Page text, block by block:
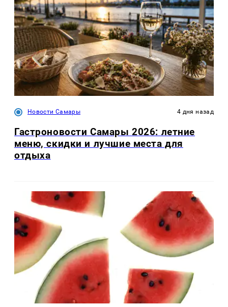
Новости Самары 4 дня назад
Гастроновости Самары 2026: летние
меню, скидки и лучшие места для
отдыха